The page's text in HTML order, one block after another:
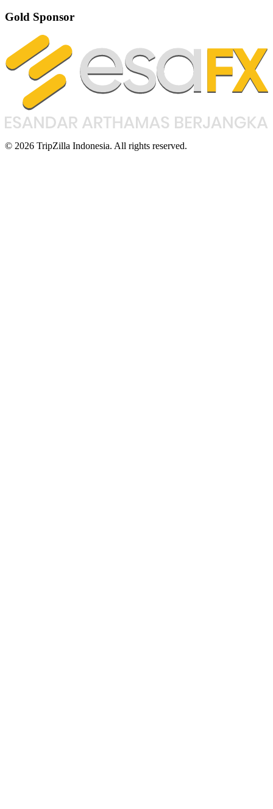
Gold Sponsor
© 2026 TripZilla Indonesia. All rights reserved.